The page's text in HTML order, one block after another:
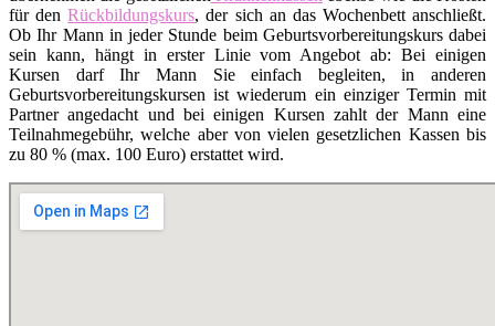
für denRückbildungskurs, der sich an das Wochenbett anschließt.
Ob Ihr Mann in jeder Stunde beim Geburtsvorbereitungskurs dabei
sein kann, hängt in erster Linie vom Angebot ab: Bei einigen
Kursen darf Ihr Mann Sie einfach begleiten, in anderen
Geburtsvorbereitungskursen ist wiederum ein einziger Termin mit
Partner angedacht und bei einigen Kursen zahlt der Mann eine
Teilnahmegebühr, welche aber von vielen gesetzlichen Kassen bis
zu 80 % (max. 100 Euro) erstattet wird.